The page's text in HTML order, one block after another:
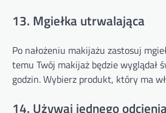
13. Mgiełka utrwalająca
Po nałożeniu makijażu zastosuj
temu Twój makijaż będzie wyglądał
godzin. Wybierz produkt, który ma
14. Używaj jednego odcienia